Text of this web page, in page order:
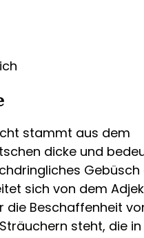
stammt aus dem
dicke und
Gebüsch
sich von dem
die Beschaffenheit
steht, die